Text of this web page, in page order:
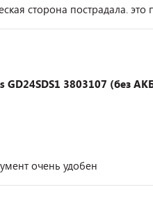
сторона пострадала.
GD24SDS1 3803107 (без
очень удобен